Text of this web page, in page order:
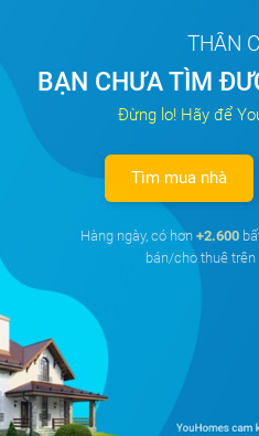
THÂN
BẠN CHƯA TÌM
Đừng lo! Hãy để
Tìm mua nhà
Hàng ngày, có hơn +2.600
bán/cho thuê trên